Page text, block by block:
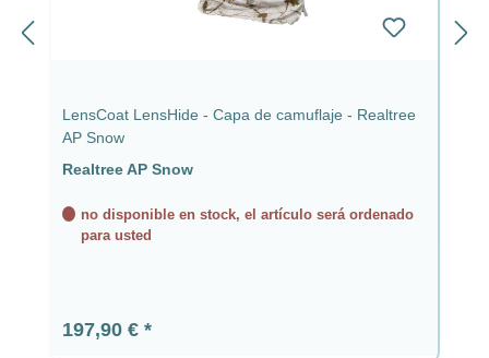
LensCoat LensHide - Capa de camuflaje - Realtree
AP Snow
Realtree AP Snow
no disponible en stock, el artículo será ordenado
para usted
Precio normal:
197,90 €